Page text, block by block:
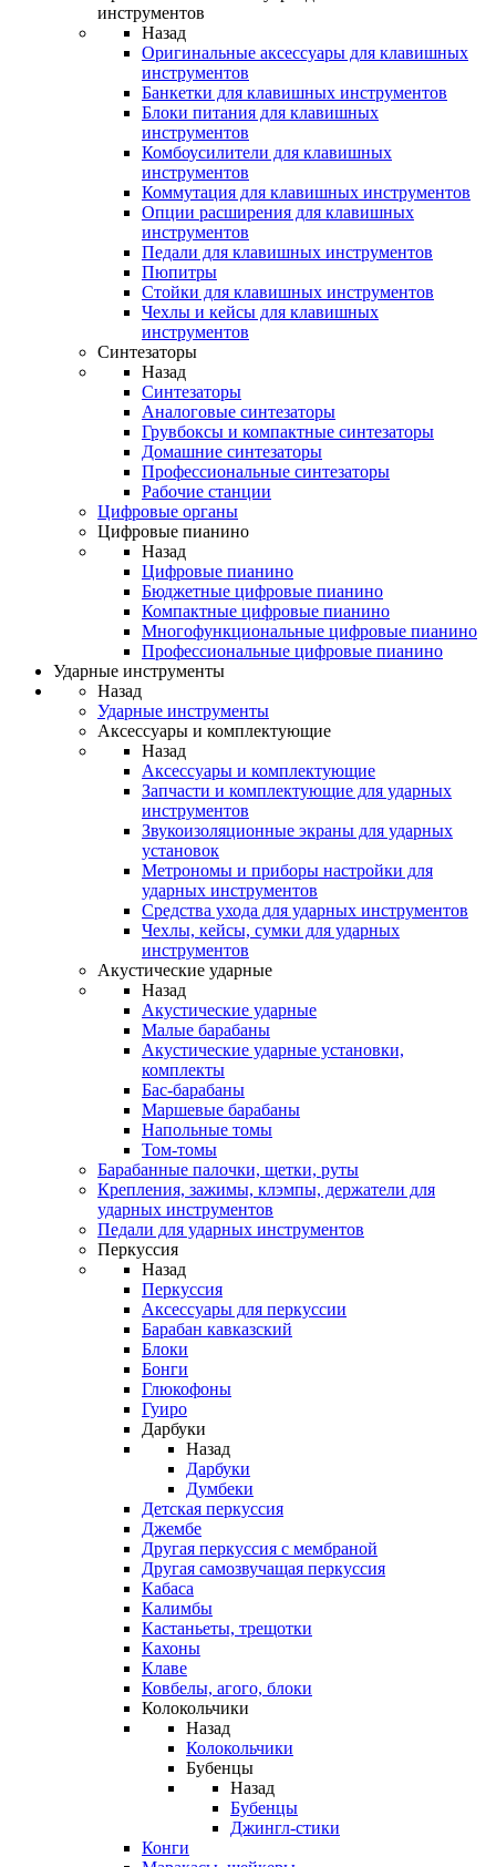
инструментов
Назад
Оригинальные аксессуары для клавишных
инструментов
Банкетки для клавишных инструментов
Блоки питания для клавишных
инструментов
Комбоусилители для клавишных
инструментов
Коммутация для клавишных инструментов
Опции расширения для клавишных
инструментов
Педали для клавишных инструментов
Пюпитры
Стойки для клавишных инструментов
Чехлы и кейсы для клавишных
инструментов
Синтезаторы
Назад
Синтезаторы
Аналоговые синтезаторы
Грувбоксы и компактные синтезаторы
Домашние синтезаторы
Профессиональные синтезаторы
Рабочие станции
Цифровые органы
Цифровые пианино
Назад
Цифровые пианино
Бюджетные цифровые пианино
Компактные цифровые пианино
Многофункциональные цифровые пианино
Профессиональные цифровые пианино
Ударные инструменты
Назад
Ударные инструменты
Аксессуары и комплектующие
Назад
Аксессуары и комплектующие
Запчасти и комплектующие для ударных
инструментов
Звукоизоляционные экраны для ударных
установок
Метрономы и приборы настройки для
ударных инструментов
Средства ухода для ударных инструментов
Чехлы, кейсы, сумки для ударных
инструментов
Акустические ударные
Назад
Акустические ударные
Mалые барабаны
Акустические ударные установки,
комплекты
Бас-барабаны
Маршевые барабаны
Напольные томы
Том-томы
Барабанные палочки, щетки, руты
Крепления, зажимы, клэмпы, держатели для
ударных инструментов
Педали для ударных инструментов
Перкуссия
Назад
Перкуссия
Аксессуары для перкуссии
Барабан кавказский
Блоки
Бонги
Глюкофоны
Гуиро
Дарбуки
Назад
Дарбуки
Думбеки
Детская перкуссия
Джембе
Другая перкуссия с мембраной
Другая самозвучащая перкуссия
Кабаса
Калимбы
Кастаньеты, трещотки
Кахоны
Клаве
Ковбелы, агого, блоки
Колокольчики
Назад
Колокольчики
Бубенцы
Назад
Бубенцы
Джингл-стики
Конги